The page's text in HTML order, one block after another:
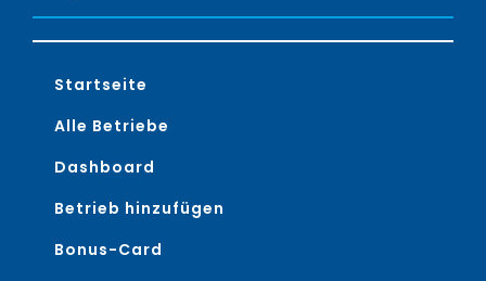
Startseite
Alle Betriebe
Dashboard
Betrieb hinzufügen
Bonus-Card